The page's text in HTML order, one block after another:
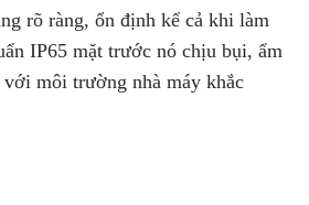
rõ ràng, ổn định kể cả khi làm
IP65 mặt trước nó chịu bụi, ẩm
môi trường nhà máy khắc